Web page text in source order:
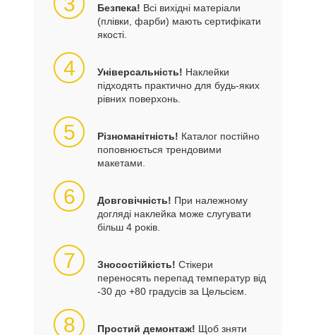
Безпека! Всі вихідні матеріали
(плівки, фарби) мають сертифікати
якості.
4 Універсальність! Наклейки
підходять практично для будь-яких
рівних поверхонь.
5 Різноманітність! Каталог постійно
поповнюється трендовими
макетами.
6 Довговічність! При належному
догляді наклейка може слугувати
більш 4 років.
7 Зносостійкість! Стікери
переносять перепад температур від
-30 до +80 градусів за Цельсієм.
8 Простий демонтаж! Щоб зняти